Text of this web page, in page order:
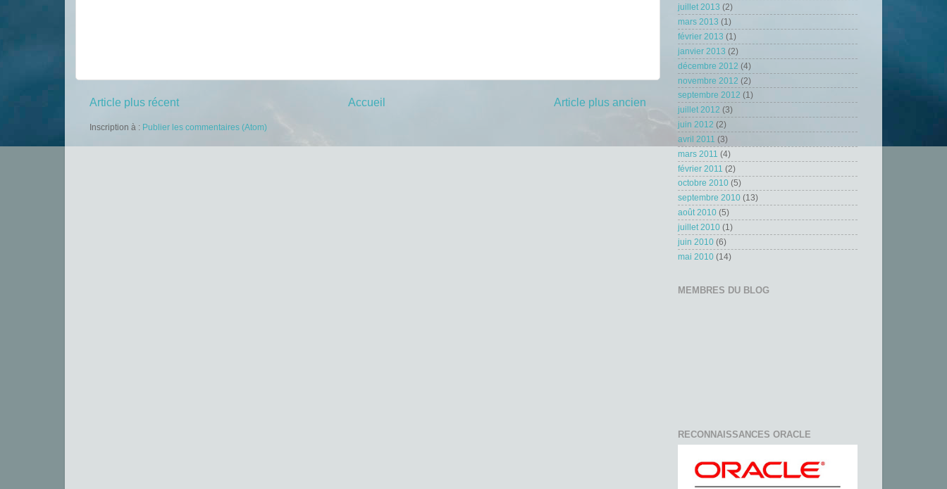
Article plus récent Article plus ancien
Accueil
Inscription à : Publier les commentaires (Atom)
juillet 2013 (2)
mars 2013 (1)
février 2013 (1)
janvier 2013 (2)
décembre 2012 (4)
novembre 2012 (2)
septembre 2012 (1)
juillet 2012 (3)
juin 2012 (2)
avril 2011 (3)
mars 2011 (4)
février 2011 (2)
octobre 2010 (5)
septembre 2010 (13)
août 2010 (5)
juillet 2010 (1)
juin 2010 (6)
mai 2010 (14)
MEMBRES DU BLOG
RECONNAISSANCES ORACLE